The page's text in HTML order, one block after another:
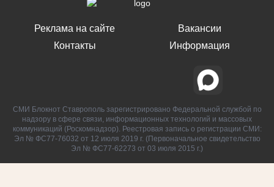
Реклама на сайте
Контакты
Вакансии
Информация
СМИ Блокнот Ставрополь зарегистрировано Федеральной службой по
надзору в сфере связи, информационных технологий и массовых
коммуникаций (Роскомнадзор). Реестровая запись о регистрации СМИ:
Эл № ФС77-76032 от 12 июля 2019 г. (Первоначальное свидетельство
Эл № ФС77-62273 от 03 июля 2015 г.)